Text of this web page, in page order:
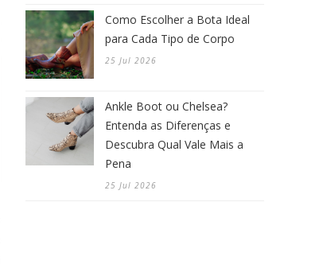
Como Escolher a Bota Ideal
para Cada Tipo de Corpo
25 Jul 2026
Ankle Boot ou Chelsea?
Entenda as Diferenças e
Descubra Qual Vale Mais a
Pena
25 Jul 2026